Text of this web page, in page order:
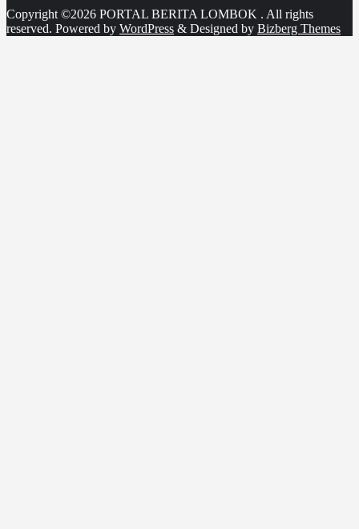
Copyright ©2026 PORTAL BERITA LOMBOK . All rights
reserved. Powered by WordPress & Designed by Bizberg Themes